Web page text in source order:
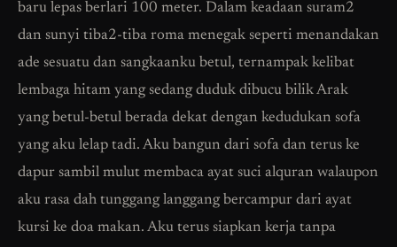
baru lepas berlari 100 meter. Dalam keadaan suram2
dan sunyi tiba2-tiba roma menegak seperti menandakan
ade sesuatu dan sangkaanku betul, ternampak kelibat
lembaga hitam yang sedang duduk dibucu bilik Arak
yang betul-betul berada dekat dengan kedudukan sofa
yang aku lelap tadi. Aku bangun dari sofa dan terus ke
dapur sambil mulut membaca ayat suci alquran walaupon
aku rasa dah tunggang langgang bercampur dari ayat
kursi ke doa makan. Aku terus siapkan kerja tanpa